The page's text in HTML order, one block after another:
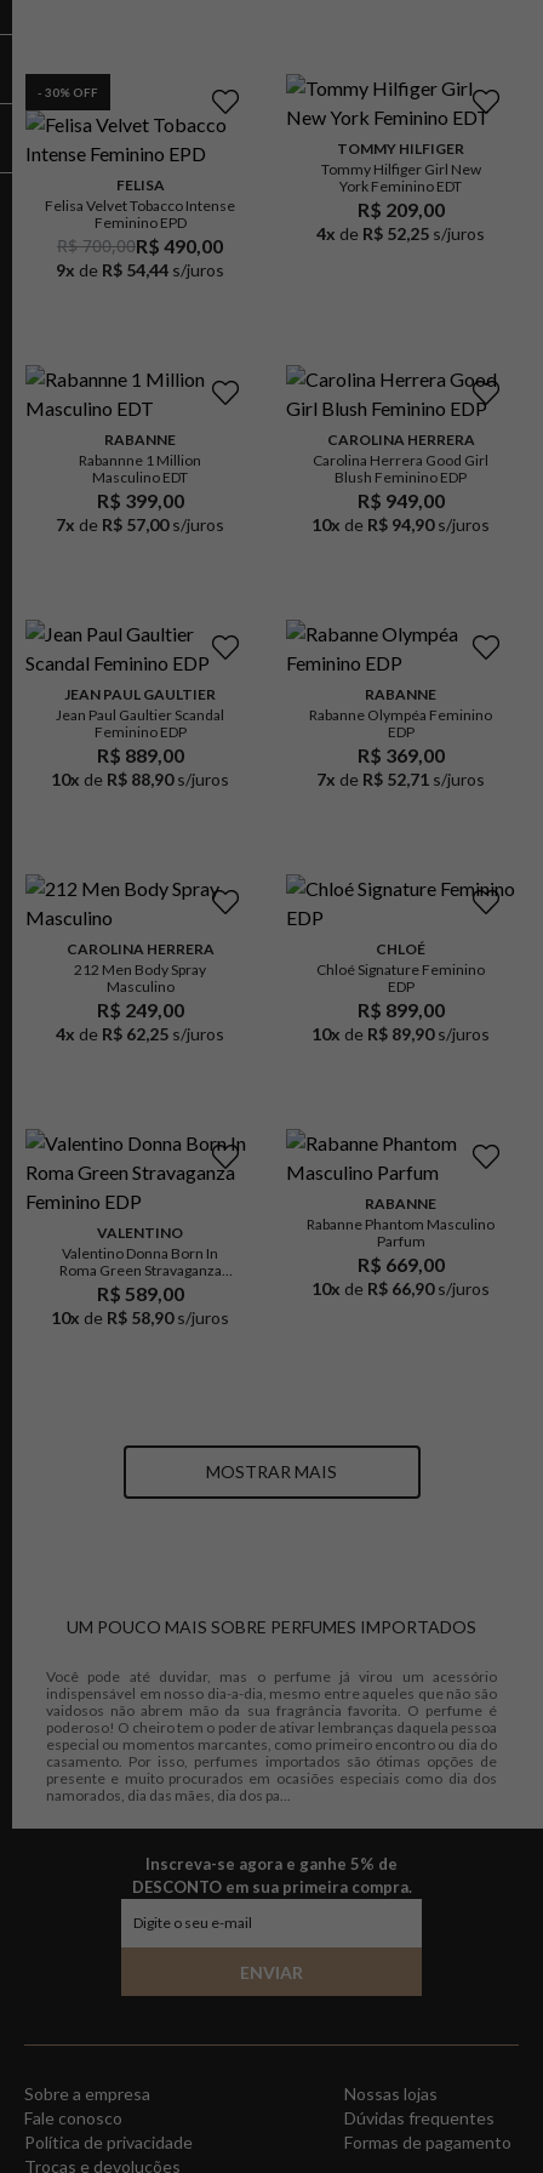
- 30% OFF
FELISA
Felisa Velvet Tobacco Intense
Feminino EPD
R$ 700,00R$ 490,00
9x de R$ 54,44 s/juros
TOMMY HILFIGER
Tommy Hilfiger Girl New
York Feminino EDT
R$ 209,00
4x de R$ 52,25 s/juros
RABANNE
Rabannne 1 Million
Masculino EDT
R$ 399,00
7x de R$ 57,00 s/juros
CAROLINA HERRERA
Carolina Herrera Good Girl
Blush Feminino EDP
R$ 949,00
10x de R$ 94,90 s/juros
JEAN PAUL GAULTIER
Jean Paul Gaultier Scandal
Feminino EDP
R$ 889,00
10x de R$ 88,90 s/juros
RABANNE
Rabanne Olympéa Feminino
EDP
R$ 369,00
7x de R$ 52,71 s/juros
CAROLINA HERRERA
212 Men Body Spray
Masculino
R$ 249,00
4x de R$ 62,25 s/juros
CHLOÉ
Chloé Signature Feminino
EDP
R$ 899,00
10x de R$ 89,90 s/juros
VALENTINO
Valentino Donna Born In
Roma Green Stravaganza
Feminino EDP
R$ 589,00
10x de R$ 58,90 s/juros
RABANNE
Rabanne Phantom Masculino
Parfum
R$ 669,00
10x de R$ 66,90 s/juros
MOSTRAR MAIS
UM POUCO MAIS SOBRE PERFUMES IMPORTADOS
Você pode até duvidar, mas o perfume já virou um acessório
indispensável em nosso dia-a-dia, mesmo entre aqueles que não são
vaidosos não abrem mão da sua fragrância favorita. O perfume é
poderoso! O cheiro tem o poder de ativar lembranças daquela pessoa
especial ou momentos marcantes, como primeiro encontro ou dia do
casamento. Por isso, perfumes importados são ótimas opções de
presente e muito procurados em ocasiões especiais como dia dos
namorados, dia das mães, dia dos pa...
Inscreva-se agora e ganhe 5% de
DESCONTO em sua primeira compra.
ENVIAR
Sobre a empresa
Nossas lojas
Fale conosco
Dúvidas frequentes
Política de privacidade
Formas de pagamento
Trocas e devoluções